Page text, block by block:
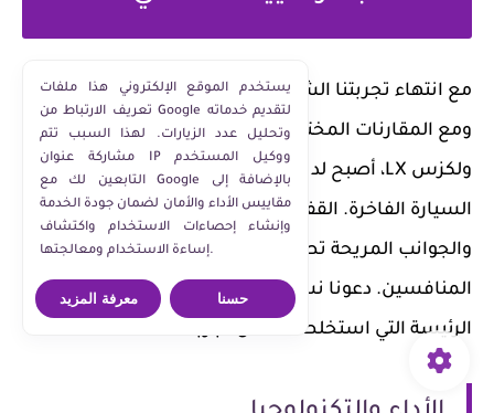
مع انتهاء تجربتنا الشاملة لسيارة مرسيدس جي كلاس،
ومع المقارنات المختلفة التي أجريناها مع بي إم دبليو X5
ولكزس LX، أصبح لدينا رؤية واضحة حول ما تقدمه هذه
السيارة الفاخرة. القفزات التكنولوجية، الأداء المتفوق،
والجوانب المريحة تصب جميعها في خانة التفوق على
المنافسين. دعونا نستعرض بعض الاستنتاجات
الرئيسة التي استخلصناها من تجربتنا:
يستخدم الموقع الإلكتروني هذا ملفات
تعريف الارتباط من Google لتقديم خدماته
وتحليل عدد الزيارات. لهذا السبب تتم
مشاركة عنوان IP ووكيل المستخدم
التابعين لك مع Google بالإضافة إلى
مقاييس الأداء والأمان لضمان جودة الخدمة
وإنشاء إحصاءات الاستخدام واكتشاف
إساءة الاستخدام ومعالجتها.
معرفة المزيد حسنا